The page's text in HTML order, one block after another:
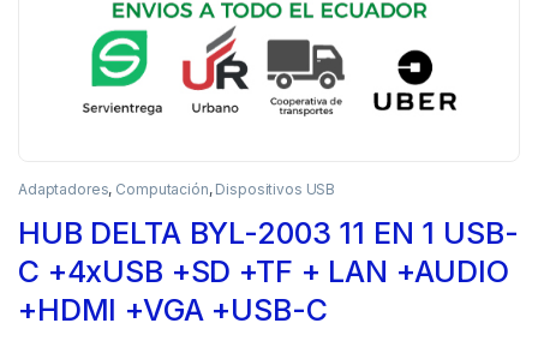
Adaptadores, Computación, Dispositivos USB
HUB DELTA BYL-2003 11 EN 1 USB-
C +4xUSB +SD +TF + LAN +AUDIO
+HDMI +VGA +USB-C